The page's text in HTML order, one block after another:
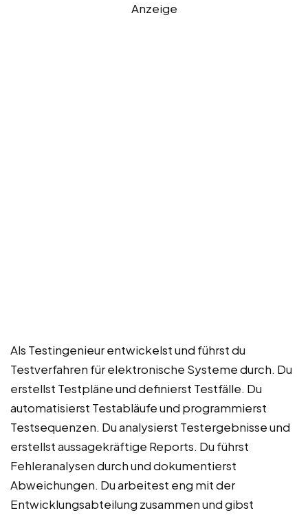
Anzeige
Als Testingenieur entwickelst und führst du
Testverfahren für elektronische Systeme durch. Du
erstellst Testpläne und definierst Testfälle. Du
automatisierst Testabläufe und programmierst
Testsequenzen. Du analysierst Testergebnisse und
erstellst aussagekräftige Reports. Du führst
Fehleranalysen durch und dokumentierst
Abweichungen. Du arbeitest eng mit der
Entwicklungsabteilung zusammen und gibst